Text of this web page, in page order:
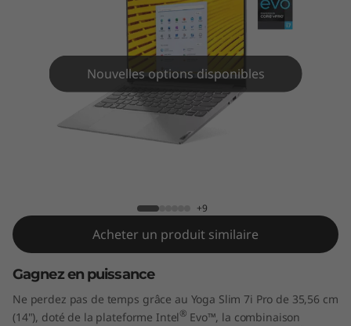
n
e
Nouvelles options disponibles
+9
Acheter un produit similaire
Gagnez en puissance
Ne perdez pas de temps grâce au Yoga Slim 7i Pro de 35,56 cm
(14"), doté de la plateforme Intel® Evo™, la combinaison